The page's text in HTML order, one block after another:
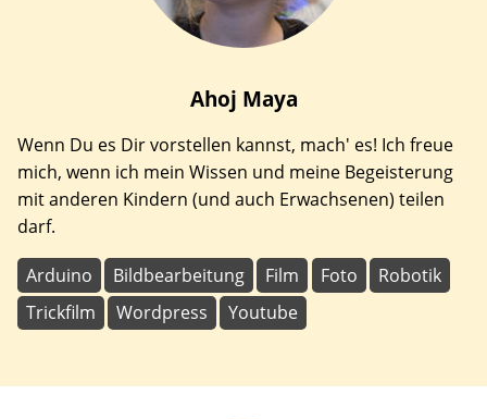
Ahoj Maya
Wenn Du es Dir vorstellen kannst, mach' es! Ich freue
mich, wenn ich mein Wissen und meine Begeisterung
mit anderen Kindern (und auch Erwachsenen) teilen
darf.
Arduino Bildbearbeitung Film Foto
Robotik
Trickfilm
Wordpress Youtube